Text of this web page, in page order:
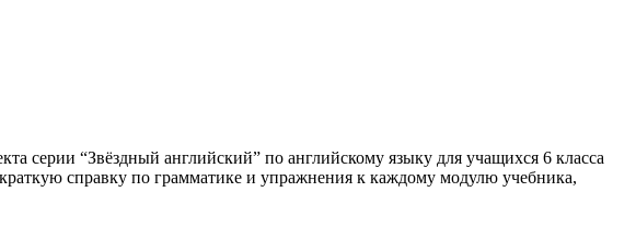
серии “Звёздный английский” по английскому языку для учащихся 6 класса
справку по грамматике и упражнения к каждому модулю учебника,